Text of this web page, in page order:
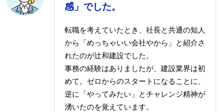
感」でした。
転職を考えていたとき、社長と共通の知人
から「めっちゃいい会社やから」と紹介さ
れたのが辻和建設でした。
事務の経験はありましたが、建設業界は初
めて。ゼロからのスタートになることに、
逆に「やってみたい」とチャレンジ精神が
湧いたのを覚えています。